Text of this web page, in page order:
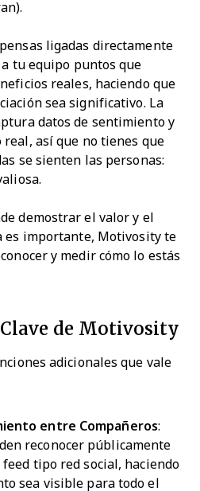
ligadas directamente
tu equipo puntos que
reales, haciendo que
sea significativo. La
datos de sentimiento y
así que no tienes que
se sienten las personas:
demostrar el valor y el
es importante, Motivosity te
y medir cómo lo estás
de Motivosity
adicionales que vale
entre Compañeros:
reconocer públicamente
feed tipo red social, haciendo
sea visible para todo el